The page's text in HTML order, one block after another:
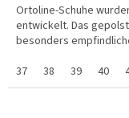
Ortoline-Schuhe
entwickelt. Das
besonders
37
38 39 40